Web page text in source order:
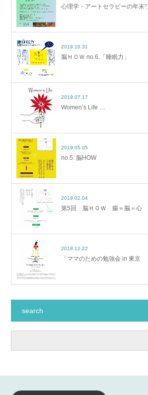
心理学・アートセラピーの年末
2019.10.31
脳ＨＯＷ no.6.「睡眠力」
2019.07.17
Women’s Life …
2019.05.05
no.5. 脳HOW
2019.02.04
第5回 脳ＨＯＷ 腸＝脳＝心
2018.12.22
「ママのための勉強会 in 東京
search